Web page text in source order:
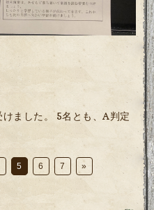
ました。 5名とも、A判定
5 6 7 »